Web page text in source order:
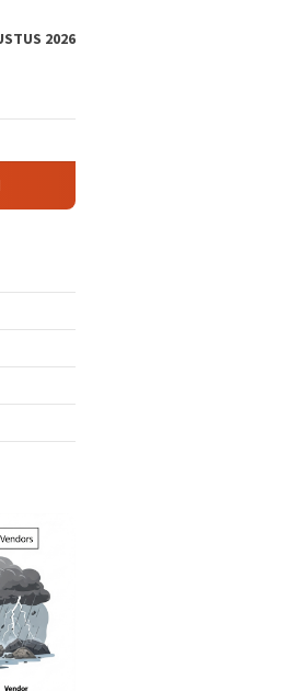
2026
Indonesia, Presiden Prabowo